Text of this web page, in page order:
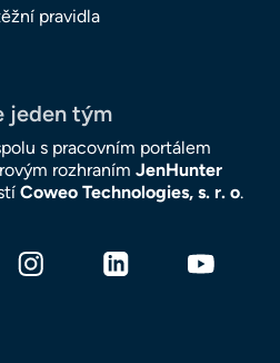
pravidla
jeden tým
s pracovním portálem
rozhraním JenHunter
Coweo Technologies, s. r. o.